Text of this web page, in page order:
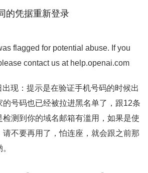
的凭据重新登录
flagged for potential abuse. If you
contact us at help.openai.com
现：提示是在验证手机号码的时候出
号码也已经被拉进黑名单了，跟12条
检测到你的域名邮箱有滥用，如果是使
请不要再用了，怕连座，就会跟之前那